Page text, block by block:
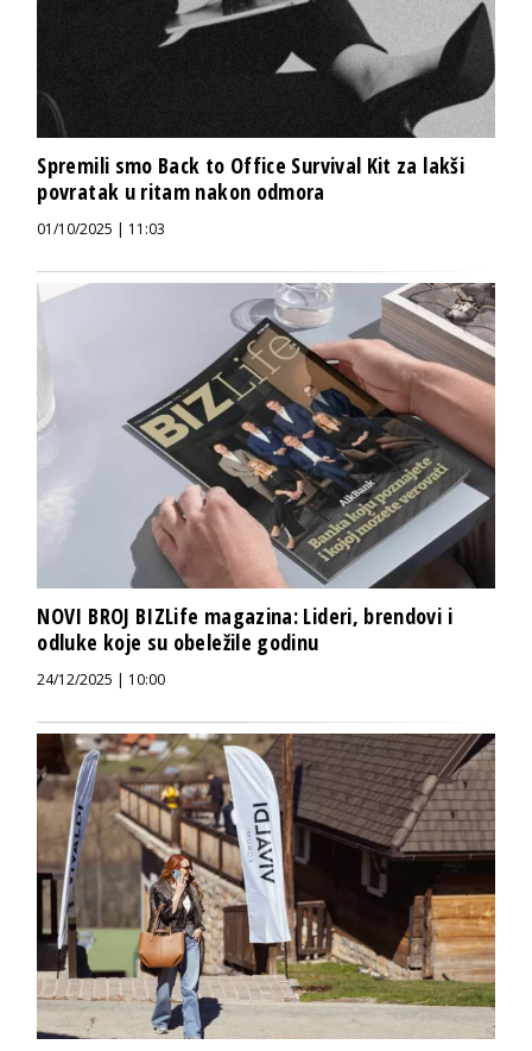
Spremili smo Back to Office Survival Kit za lakši
povratak u ritam nakon odmora
01/10/2025 | 11:03
NOVI BROJ BIZLife magazina: Lideri, brendovi i
odluke koje su obeležile godinu
24/12/2025 | 10:00